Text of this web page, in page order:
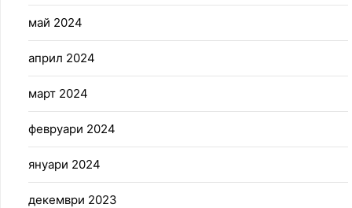
май 2024
април 2024
март 2024
февруари 2024
януари 2024
декември 2023